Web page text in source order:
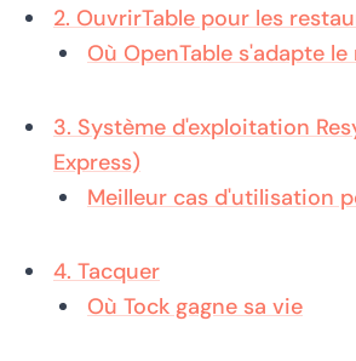
2. OuvrirTable pour les
Où OpenTable s'adapte le
3. Système d'exploitation
Express)
Meilleur cas d'utilisation
4. Tacquer
Où Tock gagne sa vie